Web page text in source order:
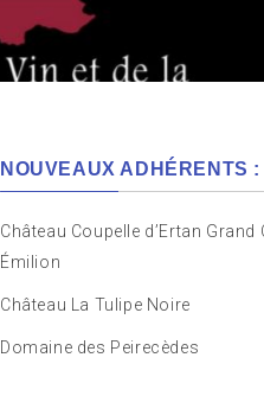
NOUVEAUX ADHÉRENTS :
Château Coupelle d’Ertan Grand
Émilion
Château La Tulipe Noire
Domaine des Peirecèdes